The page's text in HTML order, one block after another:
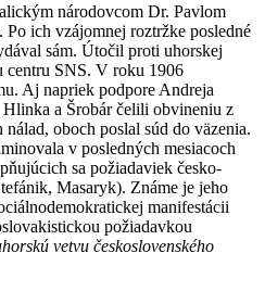
národovcom Dr. Pavlom
. Po ich vzájomnej roztržke posledné
sám. Útočil proti uhorskej
centru SNS. V roku 1906
Aj napriek podpore Andreja
a Šrobár čelili obvineniu z
oboch poslal súd do väzenia.
v posledných mesiacoch
sa požiadaviek česko-
Masaryk). Známe je jeho
manifestácii
požiadavkou
vetvu československého